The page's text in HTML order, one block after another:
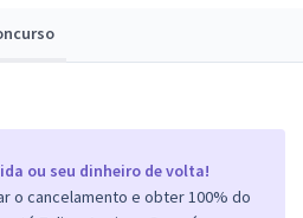
ou seu dinheiro de volta!
o cancelamento e obter 100% do